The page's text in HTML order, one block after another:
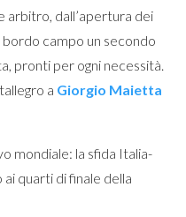
arbitro, dall’apertura dei
campo un secondo
pronti per ogni necessità.
a Giorgio Maietta
mondiale: la sfida Italia-
ai quarti di finale della